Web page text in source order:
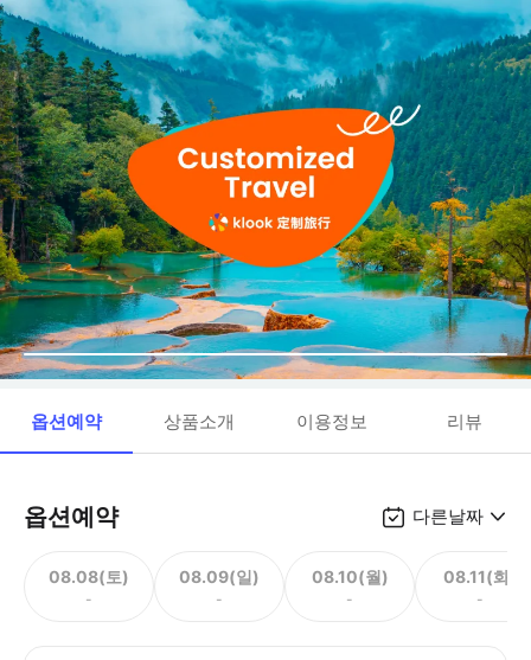
옵션예약 상품소개 이용정보 리뷰
옵션예약 다른날짜
08.08(토)
-
08.09(일)
-
08.10(월)
-
08.11(화)
-